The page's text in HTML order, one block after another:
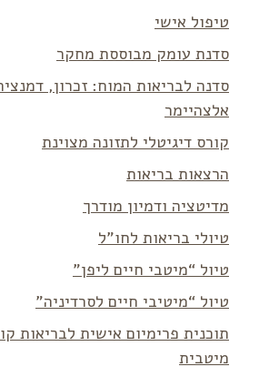
טיפול אישי
סדנת עומק מבוססת מחקר
סדנה לבריאות המוח: זכרון,
אלצהיימר
קורס דיגיטלי לתזונה מצוינת
הרצאות בריאות
מדיטציה ודמיון מודרך
טיולי בריאות לחו”ל
טיול “מיטבי חיים ליפן”
טיול “מיטיבי חיים לסרדיניה”
תוכנית פרימיום אישית לבריאות
מיטבית